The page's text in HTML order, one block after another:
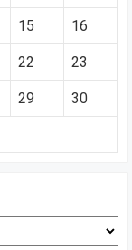
15 16
22 23
29 30